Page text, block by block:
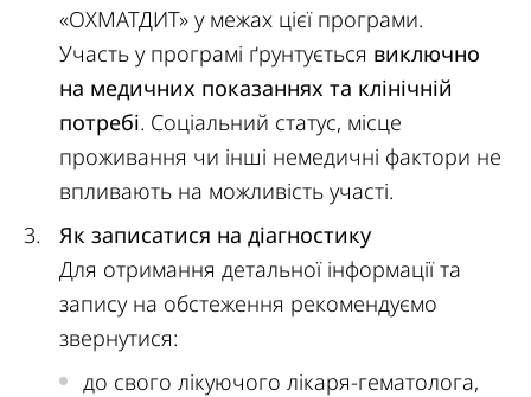
«ОХМАТДИТ» у межах цієї програми.
Участь у програмі ґрунтується виключно
на медичних показаннях та клінічній
потребі. Соціальний статус, місце
проживання чи інші немедичні фактори не
впливають на можливість участі.
Як записатися на діагностику
Для отримання детальної інформації та
запису на обстеження рекомендуємо
звернутися:
до свого лікуючого лікаря-гематолога,